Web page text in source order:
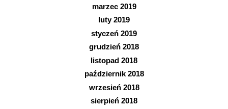
marzec 2019
luty 2019
styczeń 2019
grudzień 2018
listopad 2018
październik 2018
wrzesień 2018
sierpień 2018